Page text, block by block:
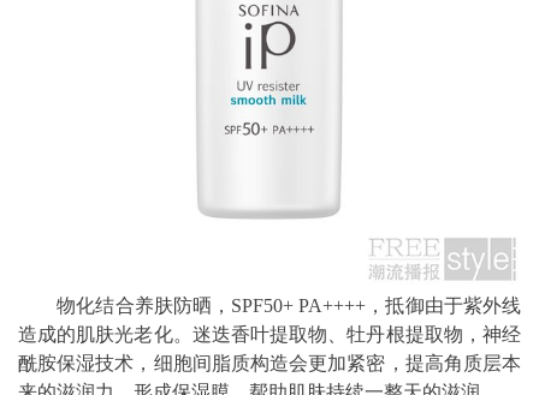
物化结合养肤防晒，SPF50+ PA++++，抵御由于紫外线
造成的肌肤光老化。迷迭香叶提取物、牡丹根提取物，神经
酰胺保湿技术，细胞间脂质构造会更加紧密，提高角质层本